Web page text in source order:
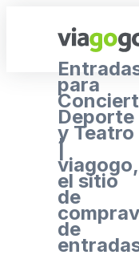
para
Deporte
y Teatro
|
viagogo,
el sitio
de
de